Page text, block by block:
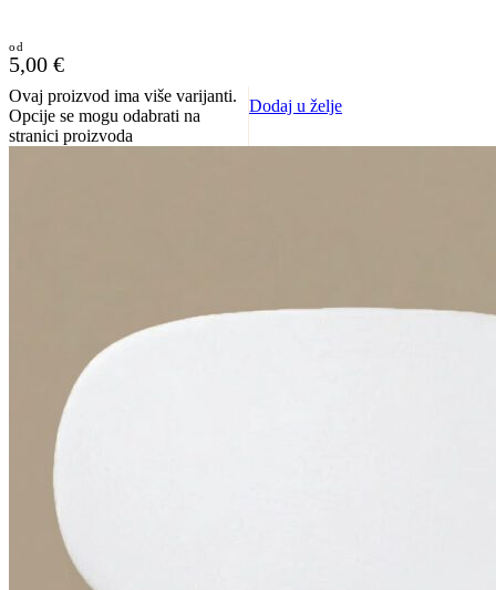
5,00 €
Ovaj proizvod ima više varijanti.
Opcije se mogu odabrati na
stranici proizvoda
Dodaj u želje